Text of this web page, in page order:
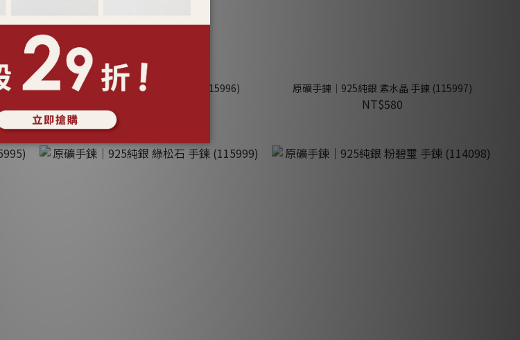
原礦手鍊｜925純銀 月光石 手鍊 (115996) 原礦手鍊｜925純銀 紫水晶 手鍊 (115997)
NT$580